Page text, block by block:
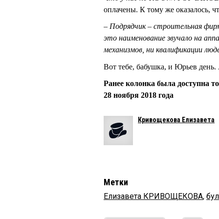
оплачены. К тому же оказалось,
– Подрядчик – строительная
это наименование звучало на
механизмов, ни квалификации
Вот тебе, бабушка, и Юрьев день.
Ранее колонка была доступна
28 ноября 2018 года
Кривощекова Елизавета
Метки
Елизавета КРИВОЩЕКОВА,